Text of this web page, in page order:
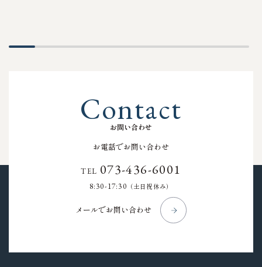
お問い合わせ
Contact
お電話でお問い合わせ
TEL 073-436-6001
8:30-17:30 （土日祝休み）
メールでお問い合わせ